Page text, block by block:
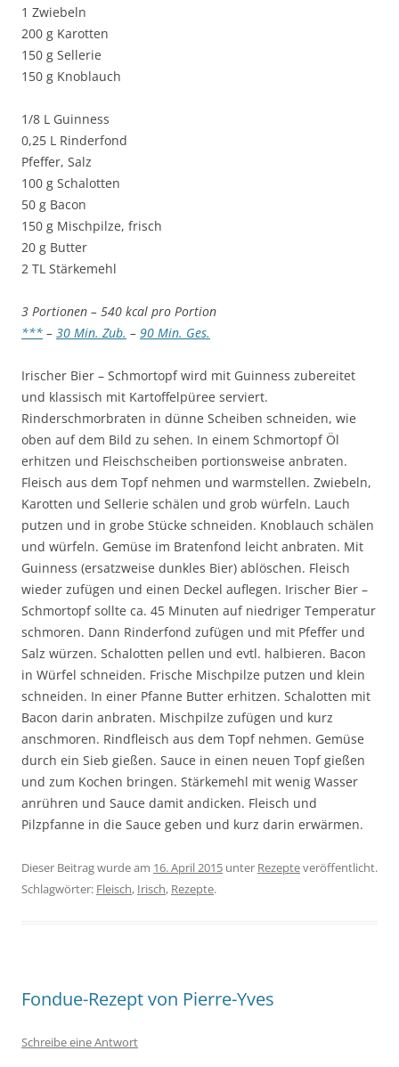
1 Zwiebeln
200 g Karotten
150 g Sellerie
150 g Knoblauch
1/8 L Guinness
0,25 L Rinderfond
Pfeffer, Salz
100 g Schalotten
50 g Bacon
150 g Mischpilze, frisch
20 g Butter
2 TL Stärkemehl
3 Portionen – 540 kcal pro Portion
*** – 30 Min. Zub. – 90 Min. Ges.
Irischer Bier – Schmortopf wird mit Guinness zubereitet
und klassisch mit Kartoffelpüree serviert.
Rinderschmorbraten in dünne Scheiben schneiden, wie
oben auf dem Bild zu sehen. In einem Schmortopf Öl
erhitzen und Fleischscheiben portionsweise anbraten.
Fleisch aus dem Topf nehmen und warmstellen. Zwiebeln,
Karotten und Sellerie schälen und grob würfeln. Lauch
putzen und in grobe Stücke schneiden. Knoblauch schälen
und würfeln. Gemüse im Bratenfond leicht anbraten. Mit
Guinness (ersatzweise dunkles Bier) ablöschen. Fleisch
wieder zufügen und einen Deckel auflegen. Irischer Bier –
Schmortopf sollte ca. 45 Minuten auf niedriger Temperatur
schmoren. Dann Rinderfond zufügen und mit Pfeffer und
Salz würzen. Schalotten pellen und evtl. halbieren. Bacon
in Würfel schneiden. Frische Mischpilze putzen und klein
schneiden. In einer Pfanne Butter erhitzen. Schalotten mit
Bacon darin anbraten. Mischpilze zufügen und kurz
anschmoren. Rindfleisch aus dem Topf nehmen. Gemüse
durch ein Sieb gießen. Sauce in einen neuen Topf gießen
und zum Kochen bringen. Stärkemehl mit wenig Wasser
anrühren und Sauce damit andicken. Fleisch und
Pilzpfanne in die Sauce geben und kurz darin erwärmen.
Dieser Beitrag wurde am 16. April 2015 unter Rezepteveröffentlicht.
Schlagwörter: Fleisch, Irisch, Rezepte.
Fondue-Rezept von Pierre-Yves
Schreibe eine Antwort